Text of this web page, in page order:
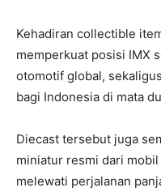
Kehadiran collectible
memperkuat posisi IMX
otomotif global,
bagi Indonesia di mata
Diecast tersebut juga
miniatur resmi dari
melewati perjalanan